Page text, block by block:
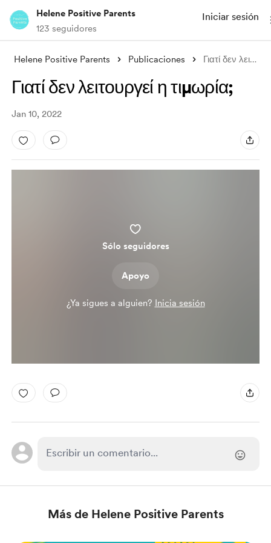
Helene Positive Parents
123 seguidores
Iniciar sesión
Helene Positive Parents Publicaciones Γιατί δεν λειτουργεί η τιμωρία;
Γιατί δεν λειτουργεί η τιμωρία;
Jan 10, 2022
Sólo seguidores
Apoyo
¿Ya sigues a alguien? Inicia sesión
Más de Helene Positive Parents